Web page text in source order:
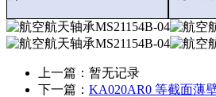
上一篇：暂无记录
下一篇： KA020AR0 等截面薄